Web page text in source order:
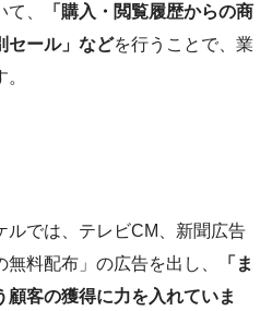
、
「購入・閲覧履歴からの商
セール」などを行うことで、業
ルでは、テレビCM、新聞広告
料配布」の広告を出し、
「ま
客の獲得に力を入れていま